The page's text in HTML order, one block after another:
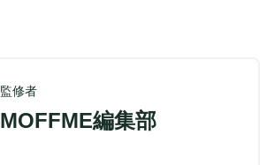
監修者
MOFFME編集部